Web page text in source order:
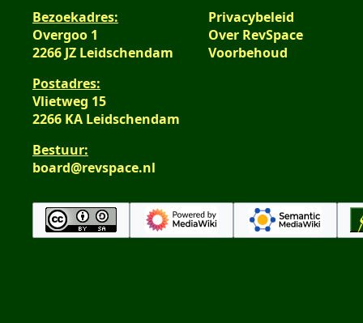
Bezoekadres:
Overgoo 1
2266 JZ Leidschendam
Postadres:
Vlietweg 15
2266 KA Leidschendam
Bestuur:
board@revspace.nl
Privacybeleid
Over RevSpace
Voorbehoud